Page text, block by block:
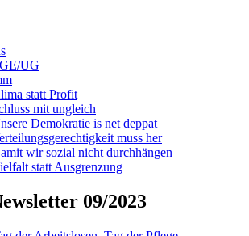
UG
statt Profit
mit ungleich
Demokratie is net deppat
muss her
wir sozial nicht durchhängen
statt Ausgrenzung
09/2023